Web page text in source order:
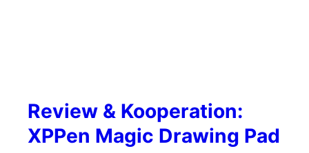
Review & Kooperation:
XPPen Magic Drawing Pad